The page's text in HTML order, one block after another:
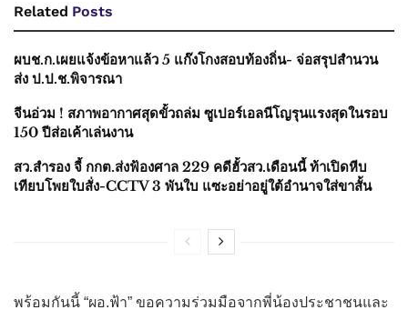
Related Posts
ผบช.ก.เผยแจ้งข้อหาแล้ว 5 แก๊งโกงสอบท้องถิ่น- จ่อสรุปสำนวน
ส่ง ป.ป.ช.พิจารณา
จีนอ่วม ! สภาพอากาศสุดขั้วถล่ม ซูเปอร์เอลนีโญรุนแรงสุดในรอบ
150 ปีส่อเค้าเล่นงาน
สว.สำรอง จี้ กกต.ส่งฟ้องศาล 229 คดีฮั้วสว.เดือนนี้ ท้าเปิดหีบ
เทียบโพยใบสั่ง-CCTV 3 พันใบ แซะอย่าอยู่ใต้อำนาจใส่ขาสั้น
พร้อมกันนี้ “ผอ.ฟ้า” ขอความร่วมมือจากพี่น้องประชาชนและ